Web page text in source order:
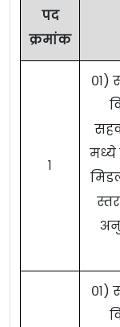
पद
क्रमांक
१
०१)
मध्ये
०१)